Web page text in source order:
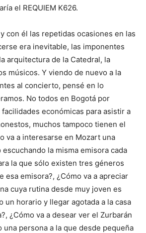
el REQUIEM K626.
con él las repetidas ocasiones en las
era inevitable, las imponentes
arquitectura de la Catedral, la
músicos. Y viendo de nuevo a la
al concierto, pensé en lo
No todos en Bogotá por
económicas para asistir a
muchos tampoco tienen el
va a interesarse en Mozart una
la misma emisora cada
la que sólo existen tres géneros
esa emisora?, ¿Cómo va a apreciar
cuya rutina desde muy joven es
un horario y llegar agotada a la casa
¿Cómo va a desear ver el Zurbarán
una persona a la que desde pequeña